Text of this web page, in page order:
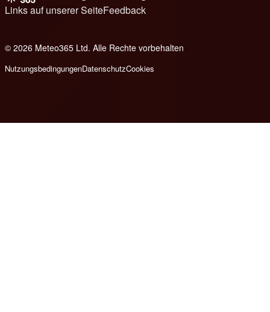
Links auf unserer SeiteFeedback
© 2026 Meteo365 Ltd. Alle Rechte vorbehalten
NutzungsbedingungenDatenschutzCookies